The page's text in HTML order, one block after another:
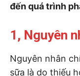
đến quá trình
1, Nguyên
Nguyên nhân
sữa là do thiếu